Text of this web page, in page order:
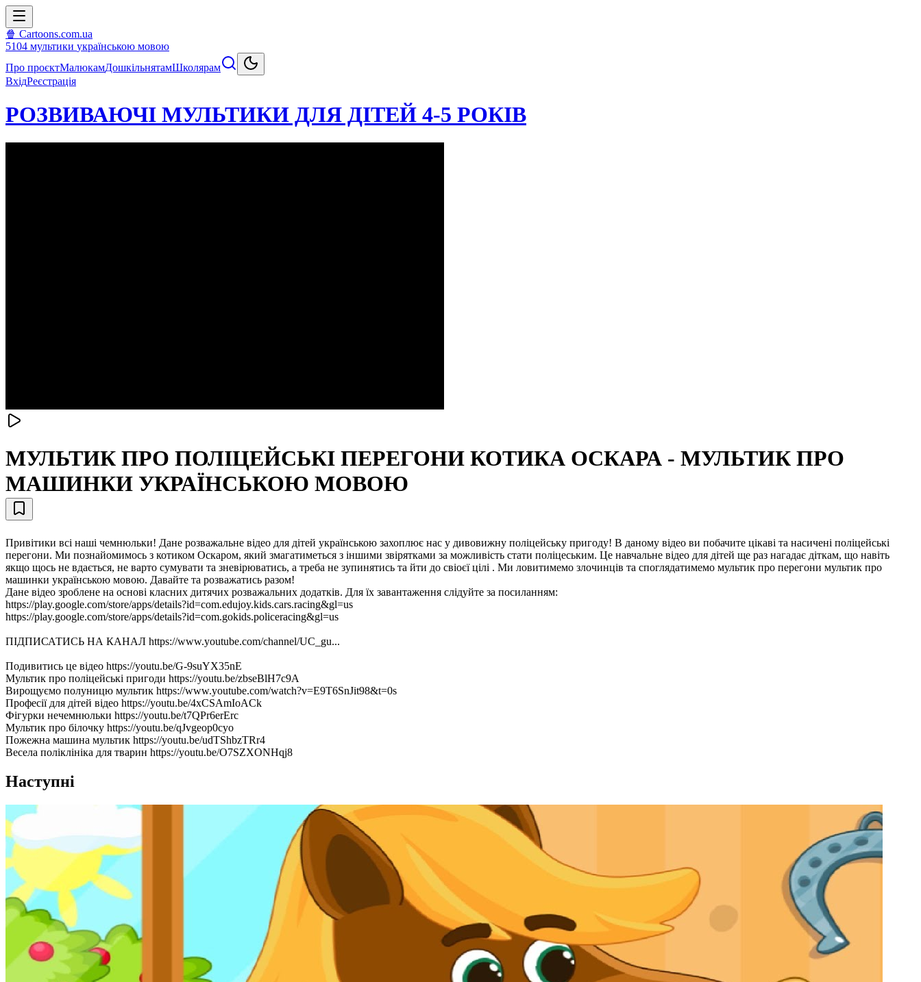
🍿 Cartoons.com.ua
5104 мультики українською мовою
Про проєктМалюкамДошкільнятамШколярам
ВхідРеєстрація
РОЗВИВАЮЧІ МУЛЬТИКИ ДЛЯ ДІТЕЙ 4-5 РОКІВ
МУЛЬТИК ПРО ПОЛІЦЕЙСЬКІ ПЕРЕГОНИ КОТИКА ОСКАРА - МУЛЬТИК ПРО
МАШИНКИ УКРАЇНСЬКОЮ МОВОЮ
Привітики всі наші чемнюльки! Дане розважальне відео для дітей українською захоплює нас у дивовижну поліцейську пригоду! В даному відео ви побачите цікаві та насичені поліцейські
перегони. Ми познайомимось з котиком Оскаром, який змагатиметься з іншими звірятками за можливість стати поліцеським. Це навчальне відео для дітей ще раз нагадає діткам, що навіть
якщо щось не вдається, не варто сумувати та зневірюватись, а треба не зупинятись та йти до свіоєї цілі . Ми ловитимемо злочинців та споглядатимемо мультик про перегони мультик про
машинки українською мовою. Давайте та розважатись разом!
Дане відео зроблене на основі класних дитячих розважальних додатків. Для їх завантаження слідуйте за посиланням:
https://play.google.com/store/apps/details?id=com.edujoy.kids.cars.racing&gl=us
https://play.google.com/store/apps/details?id=com.gokids.policeracing&gl=us
ПІДПИСАТИСЬ НА КАНАЛ https://www.youtube.com/channel/UC_gu...
Подивитись це відео https://youtu.be/G-9suYX35nE
Мультик про поліцейські пригоди https://youtu.be/zbseBlH7c9A
Вирощуємо полуницю мультик https://www.youtube.com/watch?v=E9T6SnJit98&t=0s
Професії для дітей відео https://youtu.be/4xCSAmIoACk
Фігурки нечемнюльки https://youtu.be/t7QPr6erErc
Мультик про білочку https://youtu.be/qJvgeop0cyo
Пожежна машина мультик https://youtu.be/udTShbzTRr4
Весела поліклініка для тварин https://youtu.be/O7SZXONHqj8
Наступні